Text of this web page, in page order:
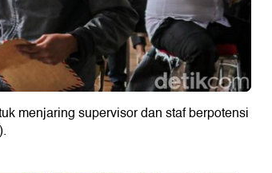
menjaring supervisor dan staf berpotensi